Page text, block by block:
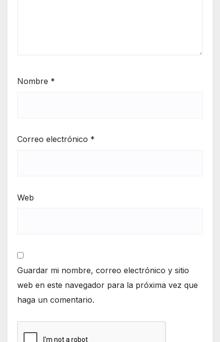
Nombre *
Correo electrónico *
Web
Guardar mi nombre, correo electrónico y sitio
web en este navegador para la próxima vez que
haga un comentario.